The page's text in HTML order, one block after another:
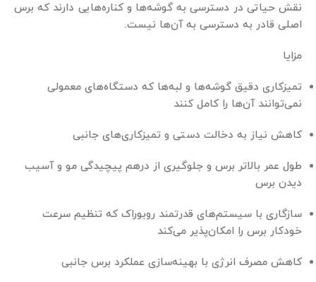
نقش حیاتی در دسترسی به گوشه‌ها و کناره‌هایی دارند که برس
اصلی قادر به دسترسی به آن‌ها نیست.
مزایا
تمیزکاری دقیق گوشه‌ها و لبه‌ها که دستگاه‌های معمولی
نمی‌توانند آن‌ها را کامل کنند
کاهش نیاز به دخالت دستی و تمیزکاری‌های جانبی
طول عمر بالاتر برس و جلوگیری از درهم پیچیدگی مو و آسیب
دیدن برس
سازگاری با سیستم‌های قدرتمند روبوراک که تنظیم سرعت
خودکار برس را امکان‌پذیر می‌کند
کاهش مصرف انرژی با بهینه‌سازی عملکرد برس جانبی